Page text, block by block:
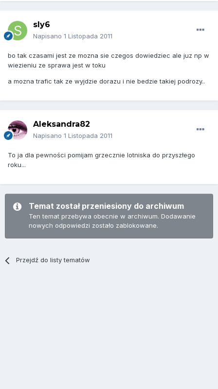
sly6
Napisano 1 Listopada 2011
bo tak czasami jest ze mozna sie czegos dowiedziec ale juz np w
wiezieniu ze sprawa jest w toku
a mozna trafic tak ze wyjdzie dorazu i nie bedzie takiej podrozy..
Aleksandra82
Napisano 1 Listopada 2011
To ja dla pewności pomijam grzecznie lotniska do przyszłego
roku...
Temat został przeniesiony do archiwum
Ten temat przebywa obecnie w archiwum. Dodawanie
nowych odpowiedzi zostało zablokowane.
Przejdź do listy tematów